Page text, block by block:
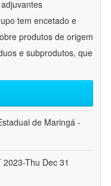
tem encetado e
produtos de origem
e subprodutos, que
de Maringá -
Thu Dec 31